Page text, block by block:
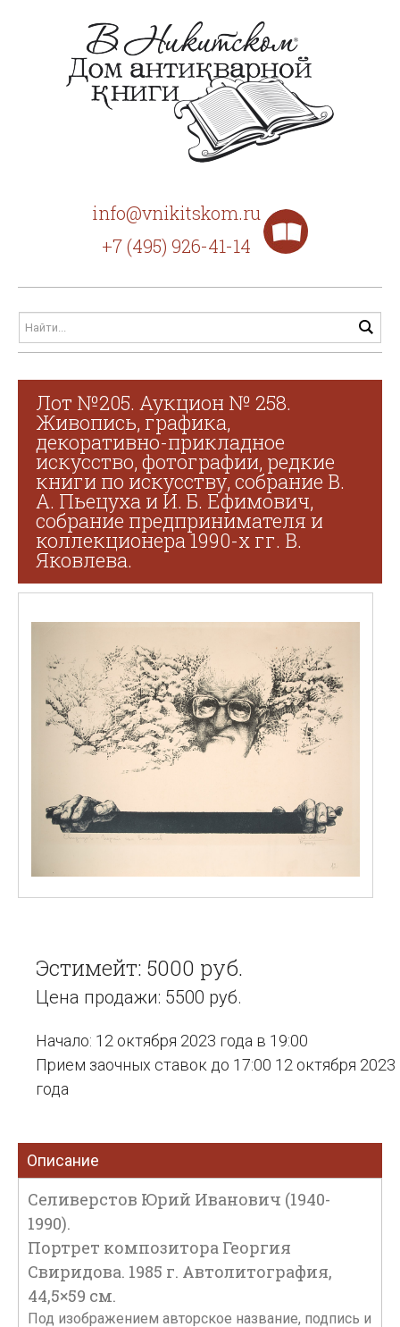
info@vnikitskom.ru
+7 (495) 926-41-14
Лот №205. Аукцион № 258.
Живопись, графика,
декоративно-прикладное
искусство, фотографии, редкие
книги по искусству, собрание В.
А. Пьецуха и И. Б. Ефимович,
собрание предпринимателя и
коллекционера 1990-х гг. В.
Яковлева.
Эстимейт: 5000 руб.
Цена продажи: 5500 руб.
Начало: 12 октября 2023 года в 19:00
Прием заочных ставок до 17:00 12 октября 2023
года
Описание
Селиверстов Юрий Иванович (1940-
1990).
Портрет композитора Георгия
Свиридова. 1985 г. Автолитография,
44,5×59 см.
Под изображением авторское название, подпись и